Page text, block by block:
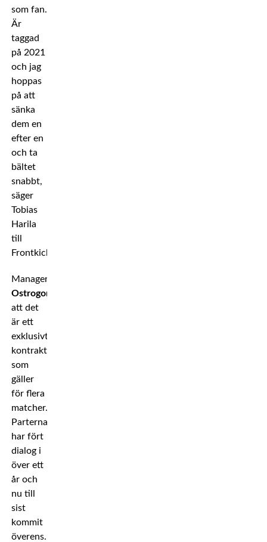
som fan.
Är
taggad
på 2021
och jag
hoppas
på att
sänka
dem en
efter en
och ta
bältet
snabbt,
säger
Tobias
Harila
till
Frontkick.
Managern
Ostrogonac
att det
är ett
exklusivt
kontrakt
som
gäller
för flera
matcher.
Parterna
har fört
dialog i
över ett
år och
nu till
sist
kommit
överens.